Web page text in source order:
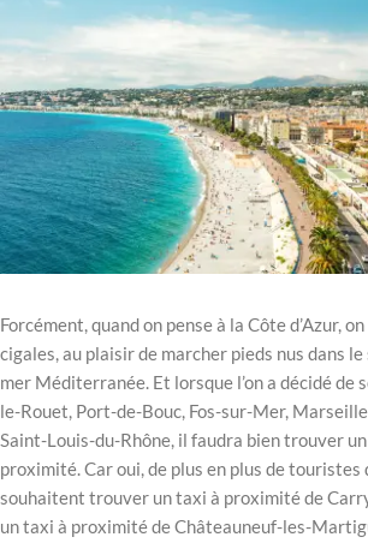
Forcément, quand on pense à la Côte d’Azur,
cigales, au plaisir de marcher pieds nus dans le
mer Méditerranée. Et lorsque l’on a décidé de
le-Rouet, Port-de-Bouc, Fos-sur-Mer,
Saint-Louis-du-Rhône, il faudra bien trouver
proximité. Car oui, de plus en plus de touristes
souhaitent trouver un taxi à proximité de
un taxi à proximité de Châteauneuf-les-